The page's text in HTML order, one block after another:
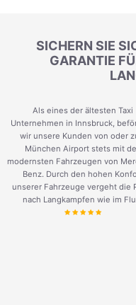
SICHERN SIE
GARANTIE
Als eines der ältesten Taxi
Unternehmen in Innsbruck,
wir unsere Kunden von oder
München Airport stets mit
modernsten Fahrzeugen von
Benz. Durch den hohen
unserer Fahrzeuge vergeht die
nach Langkampfen wie im